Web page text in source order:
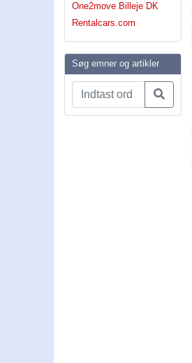
One2move Billeje DK
Rentalcars.com
Søg emner og artikler